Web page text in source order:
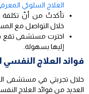
العلاج السلوكي
تأكدتُ من أنّ تكلفة
خلال التواصل مع
اخترت مستشفى تقع
إليها بسهولة.
فوائد العلاج
خلال تجربتي في مستشفى
العديد من فوائد العلاج